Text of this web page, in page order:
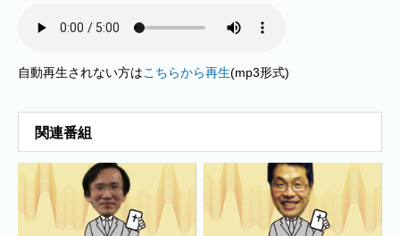
自動再生されない方はこちらから再生(mp3形式)
関連番組